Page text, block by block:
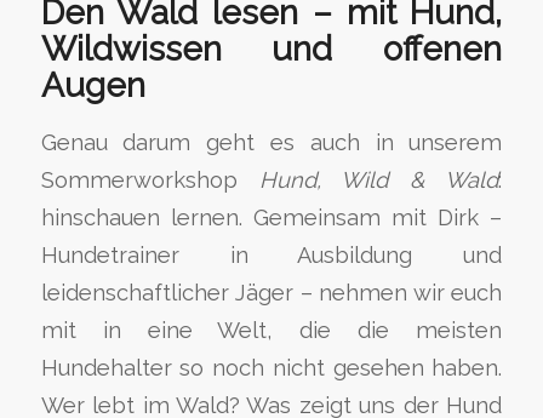
Den Wald lesen – mit Hund,
Wildwissen und offenen
Augen
Genau darum geht es auch in unserem
Sommerworkshop
Hund, Wild & Wald:
hinschauen lernen. Gemeinsam mit Dirk –
Hundetrainer in Ausbildung und
leidenschaftlicher Jäger – nehmen wir euch
mit in eine Welt, die die meisten
Hundehalter so noch nicht gesehen haben.
Wer lebt im Wald? Was zeigt uns der Hund